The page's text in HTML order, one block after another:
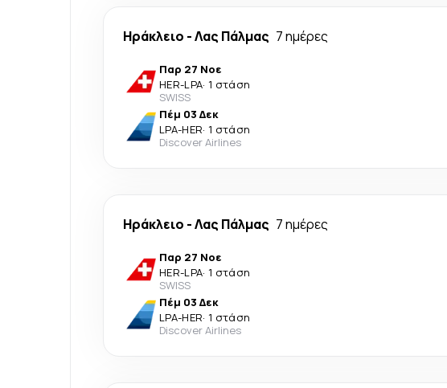
Ηράκλειο -Λας Πάλμας 7 ημέρες
Παρ 27 Νοε
HER-LPA· 1 στάση
SWISS
Πέμ 03 Δεκ
LPA-HER· 1 στάση
Discover Airlines
Ηράκλειο -Λας Πάλμας 7 ημέρες
Παρ 27 Νοε
HER-LPA· 1 στάση
SWISS
Πέμ 03 Δεκ
LPA-HER· 1 στάση
Discover Airlines